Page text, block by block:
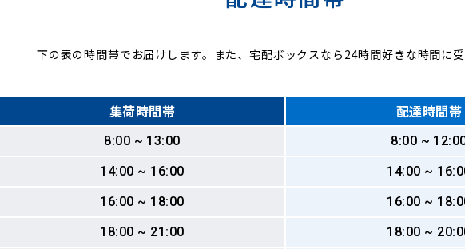
下の表の時間帯でお届けします。また、宅配ボックスなら24時間好きな時間に受
集荷時間帯 配達時間帯
8:00 ~ 13:00
8:00 ~
14:00 ~ 16:00
14:00 ~
16:00 ~ 18:00
16:00 ~
18:00 ~ 21:00
18:00 ~